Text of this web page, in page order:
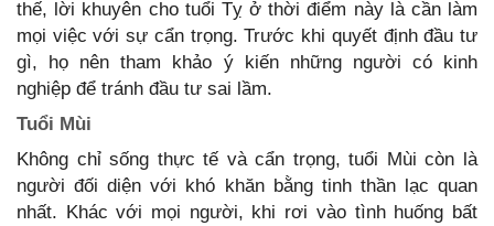
thế, lời khuyên cho tuổi Tỵ ở thời điểm này là cần làm
mọi việc với sự cẩn trọng. Trước khi quyết định đầu tư
gì, họ nên tham khảo ý kiến những người có kinh
nghiệp để tránh đầu tư sai lầm.
Tuổi Mùi
Không chỉ sống thực tế và cẩn trọng, tuổi Mùi còn là
người đối diện với khó khăn bằng tinh thần lạc quan
nhất. Khác với mọi người, khi rơi vào tình huống bất